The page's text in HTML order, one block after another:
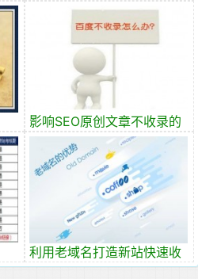
影响SEO原创文章不收录的
因素及解法
利用老域名打造新站快速收
录排名！